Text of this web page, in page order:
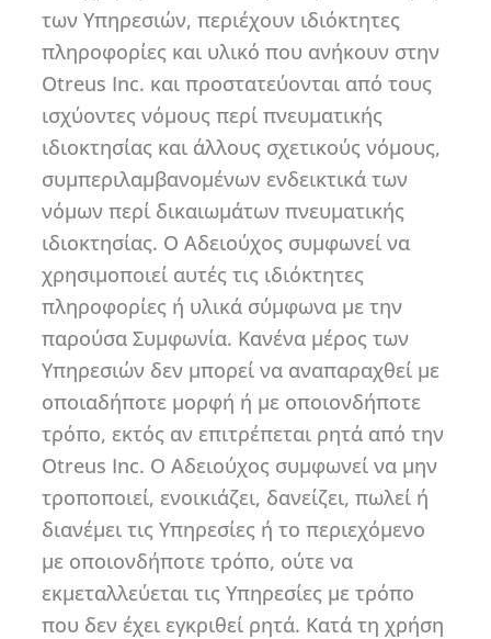
των Υπηρεσιών, περιέχουν ιδιόκτητες
πληροφορίες και υλικό που ανήκουν στην
Otreus Inc. και προστατεύονται από τους
ισχύοντες νόμους περί πνευματικής
ιδιοκτησίας και άλλους σχετικούς νόμους,
συμπεριλαμβανομένων ενδεικτικά των
νόμων περί δικαιωμάτων πνευματικής
ιδιοκτησίας. Ο Αδειούχος συμφωνεί να
χρησιμοποιεί αυτές τις ιδιόκτητες
πληροφορίες ή υλικά σύμφωνα με την
παρούσα Συμφωνία. Κανένα μέρος των
Υπηρεσιών δεν μπορεί να αναπαραχθεί με
οποιαδήποτε μορφή ή με οποιονδήποτε
τρόπο, εκτός αν επιτρέπεται ρητά από την
Otreus Inc. Ο Αδειούχος συμφωνεί να μην
τροποποιεί, ενοικιάζει, δανείζει, πωλεί ή
διανέμει τις Υπηρεσίες ή το περιεχόμενο
με οποιονδήποτε τρόπο, ούτε να
εκμεταλλεύεται τις Υπηρεσίες με τρόπο
που δεν έχει εγκριθεί ρητά. Κατά τη χρήση